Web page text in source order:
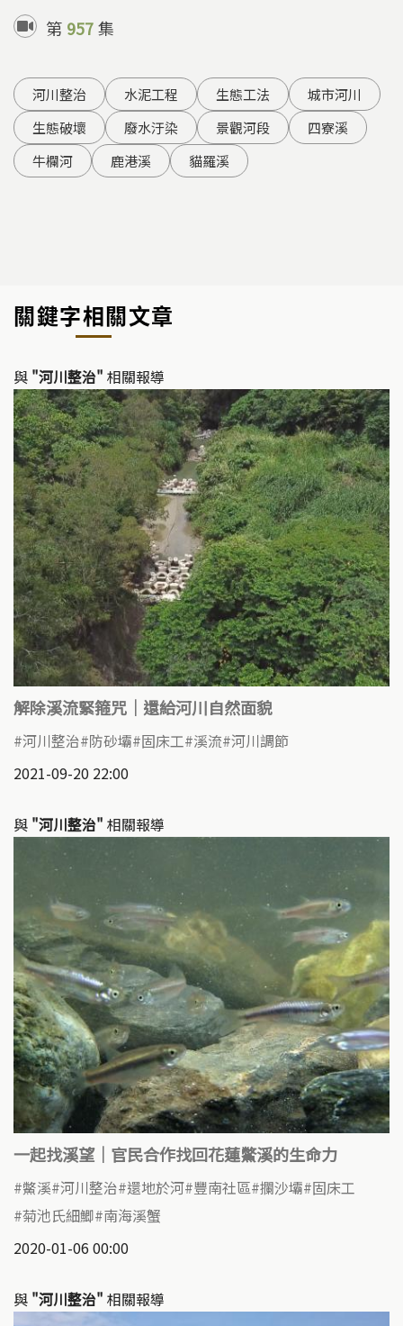
第 957集
河川整治 水泥工程 生態工法
城市河川
生態破壞
廢水汙染 景觀河段
四寮溪
牛欄河
鹿港溪 貓羅溪
關鍵字相關文章
與 "河川整治" 相關報導
解除溪流緊箍咒｜還給河川自然面貌
河川整治 防砂壩 固床工 溪流 河川調節
2021-09-20 22:00
與 "河川整治" 相關報導
一起找溪望｜官民合作找回花蓮鱉溪的生命力
鱉溪 河川整治 還地於河 豐南社區 攔沙壩 固床工
菊池氏細鯽 南海溪蟹
2020-01-06 00:00
與 "河川整治" 相關報導